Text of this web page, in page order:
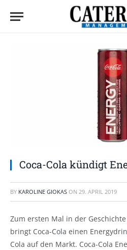
Coca-Cola kündigt
BY KAROLINE GIOKAS ON 29. APRIL 2019
Zum ersten Mal in der
bringt Coca-Cola einen
Cola auf den Markt. Coca-Cola